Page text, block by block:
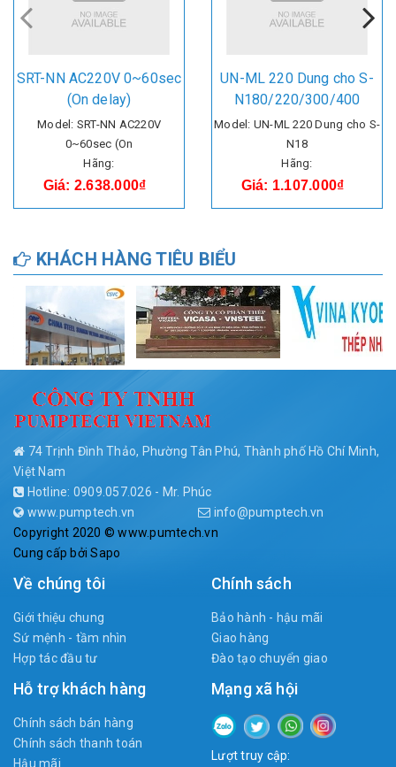
SRT-NN AC220V 0~60sec
(On delay)
Model: SRT-NN AC220V
0~60sec (On
Hãng:
Giá: 2.638.000₫
UN-ML 220 Dung cho S-
N180/220/300/400
Model: UN-ML 220 Dung cho S-
N18
Hãng:
Giá: 1.107.000₫
KHÁCH HÀNG TIÊU BIỂU
74 Trịnh Đình Thảo, Phường Tân Phú, Thành phố Hồ Chí Minh,
Việt Nam
Hotline: 0909.057.026 - Mr. Phúc
www.pumptech.vn
info@pumptech.vn
Copyright 2020 © www.pumtech.vn
Cung cấp bởiSapo
Về chúng tôi
Giới thiệu chung
Sứ mệnh - tầm nhìn
Hợp tác đầu tư
Chính sách
Bảo hành - hậu mãi
Giao hàng
Đào tạo chuyển giao
Hỗ trợ khách hàng
Chính sách bán hàng
Chính sách thanh toán
Hậu mãi
Mạng xã hội
Lượt truy cập: